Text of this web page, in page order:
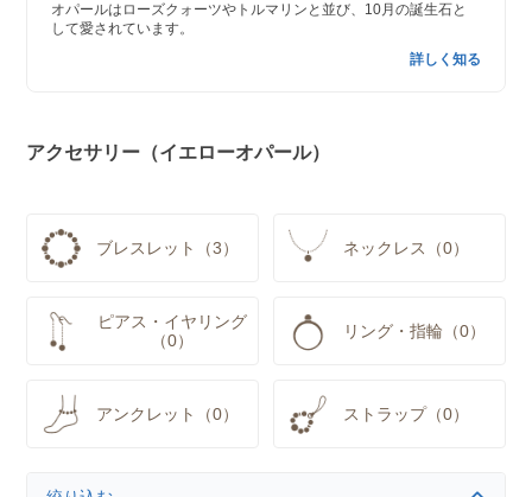
オパールはローズクォーツやトルマリンと並び、10月の誕生石と
して愛されています。
詳しく知る
アクセサリー（イエローオパール）
ブレスレット（3） ネックレス（0）
ピアス・イヤリング
（0）
リング・指輪（0）
アンクレット（0） ストラップ（0）